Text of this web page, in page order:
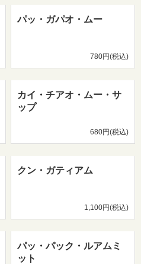
パッ・ガパオ・ムー
780円(税込)
カイ・チアオ・ムー・サ
ップ
680円(税込)
クン・ガティアム
1,100円(税込)
パッ・パック・ルアムミ
ット